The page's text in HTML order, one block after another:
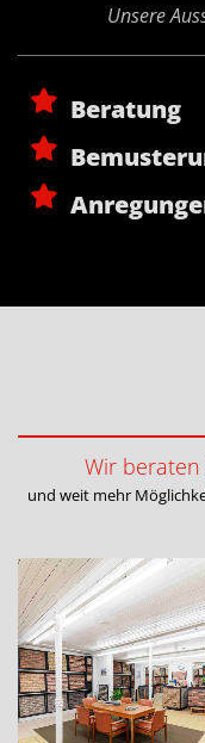
Unsere
Beratung
Wir beraten
und weit mehr